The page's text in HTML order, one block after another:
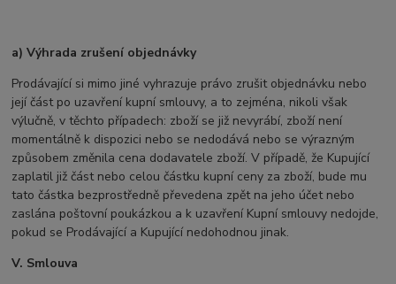
a) Výhrada zrušení objednávky
Prodávající si mimo jiné vyhrazuje právo zrušit objednávku nebo
její část po uzavření kupní smlouvy, a to zejména, nikoli však
výlučně, v těchto případech: zboží se již nevyrábí, zboží není
momentálně k dispozici nebo se nedodává nebo se výrazným
způsobem změnila cena dodavatele zboží. V případě, že Kupující
zaplatil již část nebo celou částku kupní ceny za zboží, bude mu
tato částka bezprostředně převedena zpět na jeho účet nebo
zaslána poštovní poukázkou a k uzavření Kupní smlouvy nedojde,
pokud se Prodávající a Kupující nedohodnou jinak.
V. Smlouva